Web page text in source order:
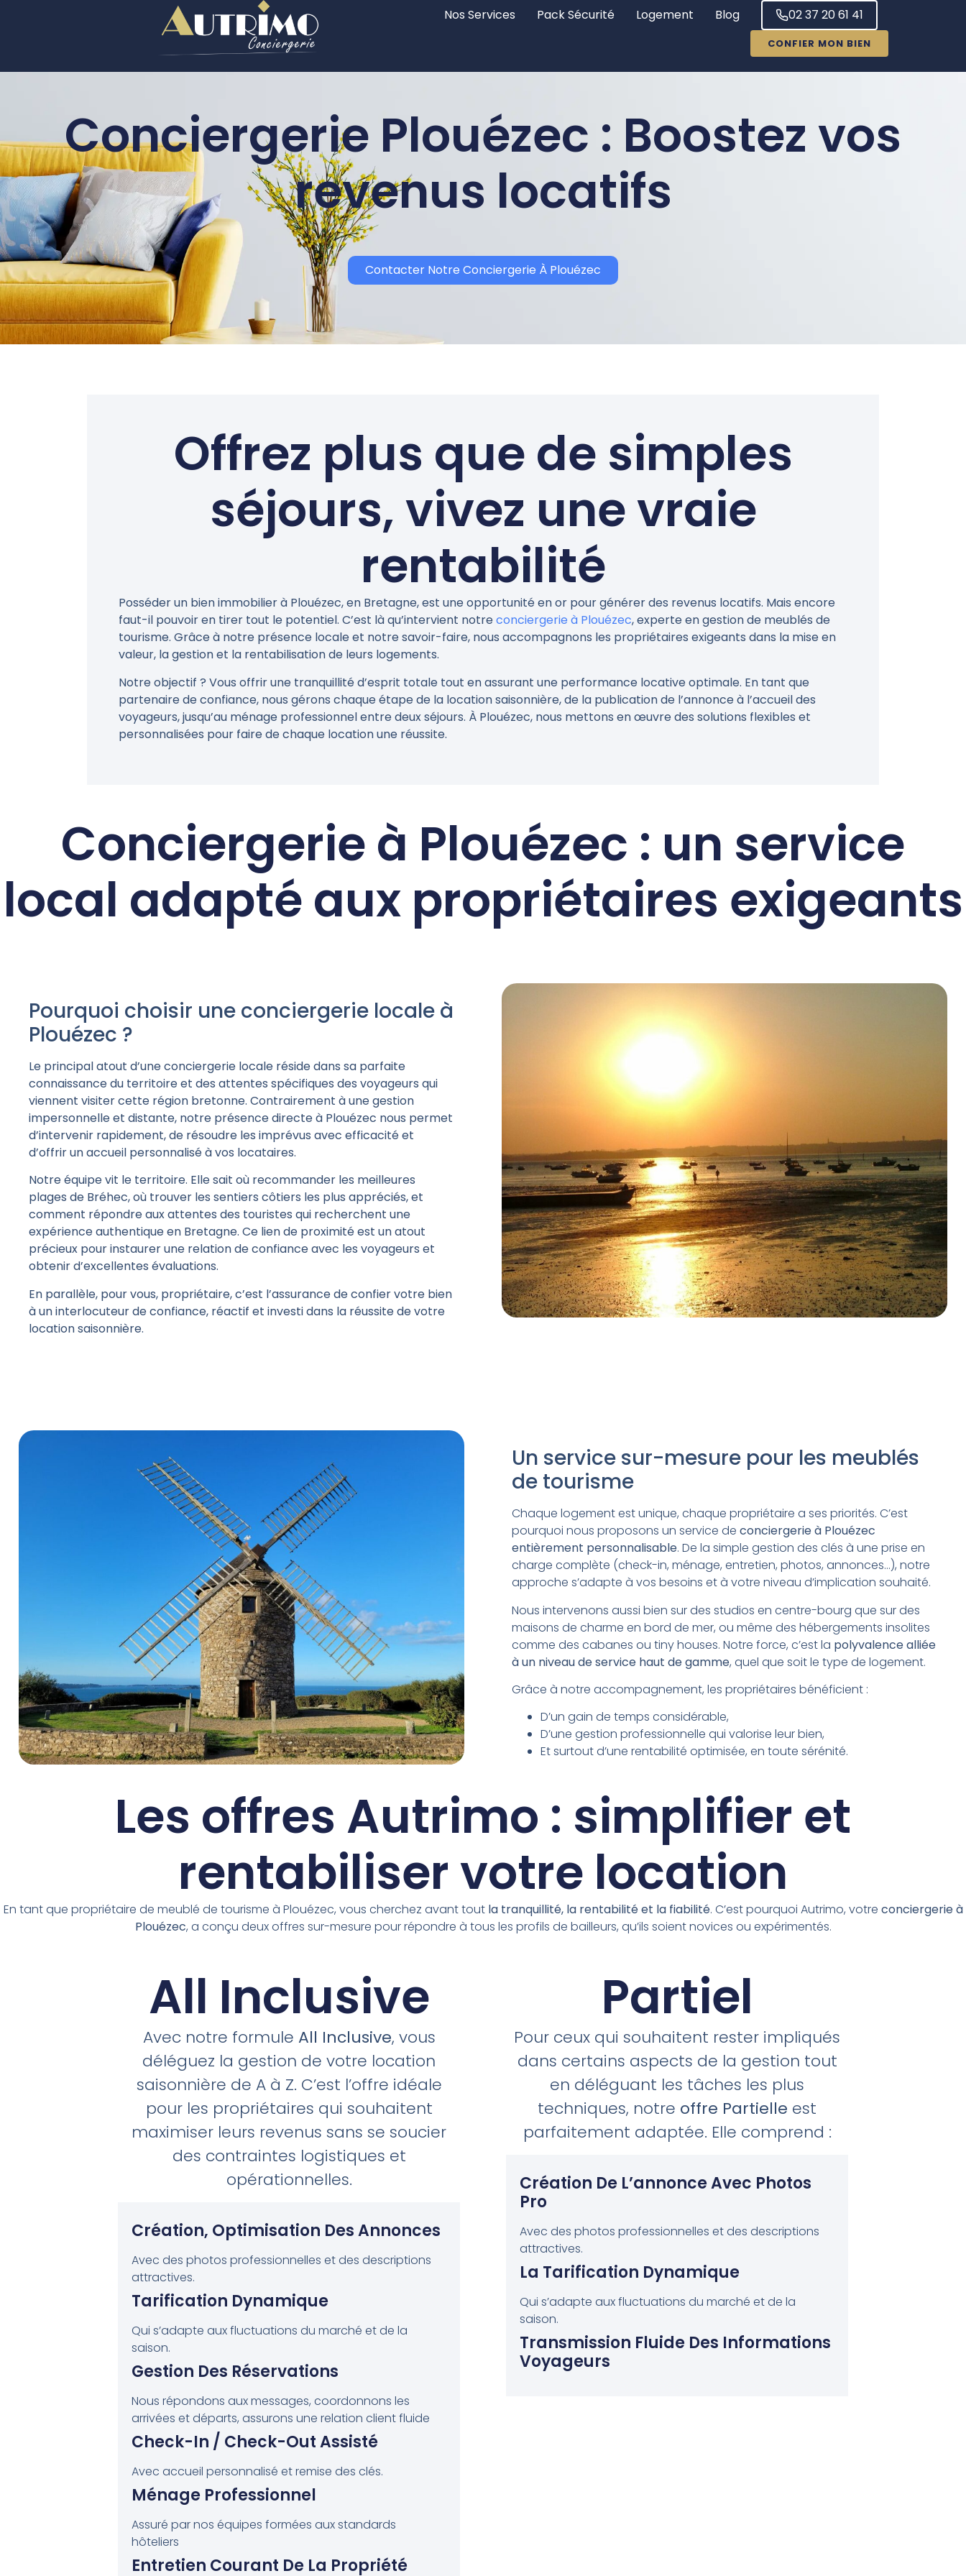
Nos Services Pack Sécurité Logement Blog 02 37 20 61 41
CONFIER MON BIEN
Conciergerie Plouézec : Boostez vos
revenus locatifs
Contacter Notre Conciergerie À Plouézec
Offrez plus que de simples
séjours, vivez une vraie
rentabilité
Posséder un bien immobilier à Plouézec, en Bretagne, est une opportunité en or pour générer des revenus locatifs. Mais encore
faut-il pouvoir en tirer tout le potentiel. C’est là qu’intervient notreconciergerie à Plouézec, experte en gestion de meublés de
tourisme. Grâce à notre présence locale et notre savoir-faire, nous accompagnons les propriétaires exigeants dans la mise en
valeur, la gestion et la rentabilisation de leurs logements.
Notre objectif ? Vous offrir une tranquillité d’esprit totale tout en assurant une performance locative optimale. En tant que
partenaire de confiance, nous gérons chaque étape de la location saisonnière, de la publication de l’annonce à l’accueil des
voyageurs, jusqu’au ménage professionnel entre deux séjours. À Plouézec, nous mettons en œuvre des solutions flexibles et
personnalisées pour faire de chaque location une réussite.
Conciergerie à Plouézec : un service
local adapté aux propriétaires exigeants
Pourquoi choisir une conciergerie locale à
Plouézec ?
Le principal atout d’une conciergerie locale réside dans sa parfaite
connaissance du territoire et des attentes spécifiques des voyageurs qui
viennent visiter cette région bretonne. Contrairement à une gestion
impersonnelle et distante, notre présence directe à Plouézec nous permet
d’intervenir rapidement, de résoudre les imprévus avec efficacité et
d’offrir un accueil personnalisé à vos locataires.
Notre équipe vit le territoire. Elle sait où recommander les meilleures
plages de Bréhec, où trouver les sentiers côtiers les plus appréciés, et
comment répondre aux attentes des touristes qui recherchent une
expérience authentique en Bretagne. Ce lien de proximité est un atout
précieux pour instaurer une relation de confiance avec les voyageurs et
obtenir d’excellentes évaluations.
En parallèle, pour vous, propriétaire, c’est l’assurance deconfier votre bien
à un interlocuteur de confiance, réactif et investi dans la réussite de votre
location saisonnière.
Un service sur-mesure pour les meublés
de tourisme
Chaque logement est unique, chaque propriétaire a ses priorités. C’est
pourquoi nous proposons un service de conciergerie à Plouézec
entièrement personnalisable. De la simple gestion des clés à une prise en
charge complète (check-in, ménage, entretien, photos, annonces…), notre
approche s’adapte à vos besoins et à votre niveau d’implication souhaité.
Nous intervenons aussi bien sur des studios en centre-bourg que sur des
maisons de charme en bord de mer, ou même des hébergements insolites
comme des cabanes ou tiny houses. Notre force, c’est la polyvalence alliée
à un niveau de service haut de gamme, quel que soit le type de logement.
Grâce à notre accompagnement, les propriétaires bénéficient :
D’un gain de temps considérable,
D’une gestion professionnelle qui valorise leur bien,
Et surtout d’une rentabilité optimisée, en toute sérénité.
Les offres Autrimo : simplifier et
rentabiliser votre location
En tant que propriétaire de meublé de tourisme à Plouézec, vous cherchez avant tout la tranquillité, la rentabilité et la fiabilité. C’est pourquoi Autrimo, votre conciergerie à
Plouézec, a conçu deux offres sur-mesure pour répondre à tous les profils de bailleurs, qu’ils soient novices ou expérimentés.
All Inclusive
Avec notre formule All Inclusive, vous
déléguez la gestion de votre location
saisonnière de A à Z. C’est l’offre idéale
pour les propriétaires qui souhaitent
maximiser leurs revenus sans se soucier
des contraintes logistiques et
opérationnelles.
Création, Optimisation Des Annonces
Avec des photos professionnelles et des descriptions
attractives.
Tarification Dynamique
Qui s’adapte aux fluctuations du marché et de la
saison.
Gestion Des Réservations
Nous répondons aux messages, coordonnons les
arrivées et départs, assurons une relation client fluide
Check-In / Check-Out Assisté
Avec accueil personnalisé et remise des clés.
Ménage Professionnel
Assuré par nos équipes formées aux standards
hôteliers
Entretien Courant De La Propriété
Partiel
Pour ceux qui souhaitent rester impliqués
dans certains aspects de la gestion tout
en déléguant les tâches les plus
techniques, notre offre Partielle est
parfaitement adaptée. Elle comprend :
Création De L’annonce Avec Photos
Pro
Avec des photos professionnelles et des descriptions
attractives.
La Tarification Dynamique
Qui s’adapte aux fluctuations du marché et de la
saison.
Transmission Fluide Des Informations
Voyageurs